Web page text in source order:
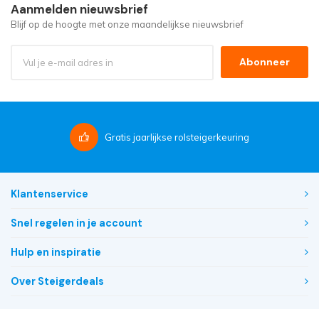
Aanmelden nieuwsbrief
Blijf op de hoogte met onze maandelijkse nieuwsbrief
Abonneer
Gratis jaarlijkse rolsteigerkeuring
Klantenservice
Snel regelen in je account
Hulp en inspiratie
Over Steigerdeals